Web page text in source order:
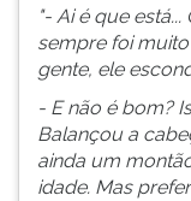
"- Ai é que
sempre foi
gente, ele
- E não é bom?
Balançou a
ainda um
idade. Mas